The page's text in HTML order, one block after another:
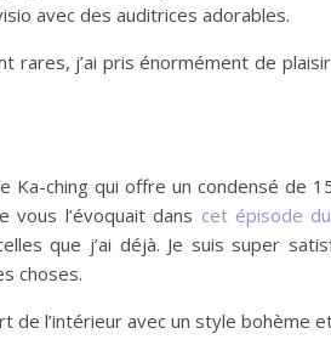
avec des auditrices adorables.
j’ai pris énormément de
Ka-ching qui offre un condensé de
l’évoquait dans cet épisode
que j’ai déjà. Je suis super
choses.
l’intérieur avec un style bohème